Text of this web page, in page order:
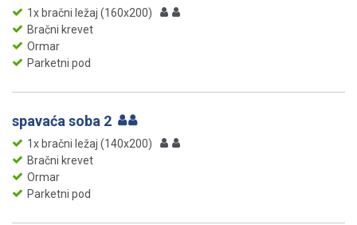
1x bračni ležaj (160x200)
Bračni krevet
Ormar
Parketni pod
spavaća soba 2
1x bračni ležaj (140x200)
Bračni krevet
Ormar
Parketni pod